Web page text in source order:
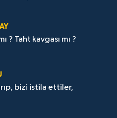
? Taht kavgası mı ?
bizi istila ettiler,